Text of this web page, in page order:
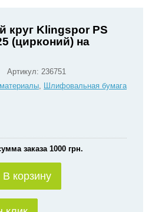
Klingspor PS
(цирконий) на
Артикул: 236751
, Шлифовальная бумага
заказа 1000 грн.
В корзину